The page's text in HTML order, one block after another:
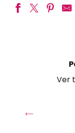
Séris
Ver